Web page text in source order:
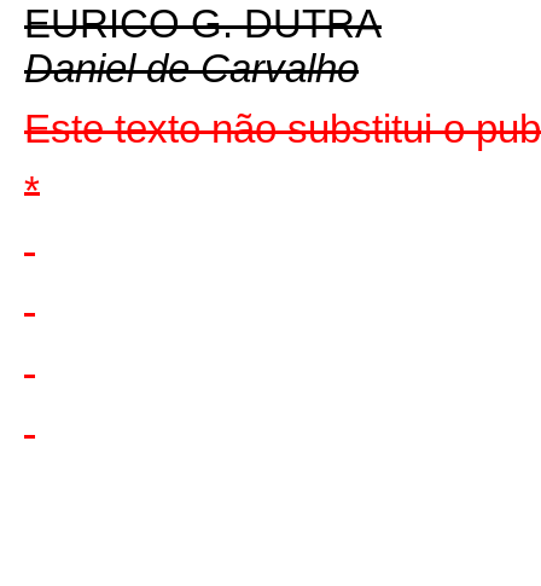
EURICOG.DUTRA
Daniel de Carvalho
Este texto não substitui o
*